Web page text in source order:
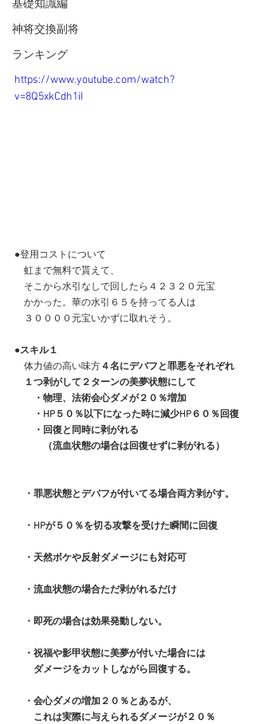
基礎知識編
神将交換副将
ランキング
https://www.youtube.com/watch?
v=8Q5xkCdh1iI
●登用コストについて
虹まで無料で貰えて、
そこから水引なしで回したら４２３２０元宝
かかった。華の水引６５を持ってる人は
３００００元宝いかずに取れそう。
●スキル１
体力値の高い味方４名にデバフと罪悪をそれぞれ
１つ剥がして２ターンの美夢状態にして
・物理、法術会心ダメが２０％増加
・HP５０％以下になった時に減少HP６０％回復
・回復と同時に剥がれる
（流血状態の場合は回復せずに剥がれる）
・罪悪状態とデバフが付いてる場合両方剥がす。
・HPが５０％を切る攻撃を受けた瞬間に回復
・天然ボケや反射ダメージにも対応可
・流血状態の場合ただ剥がれるだけ
・即死の場合は効果発動しない。
・祝福や影甲状態に美夢が付いた場合には
ダメージをカットしながら回復する。
・会心ダメの増加２０％とあるが、
これは実際に与えられるダメージが２０％